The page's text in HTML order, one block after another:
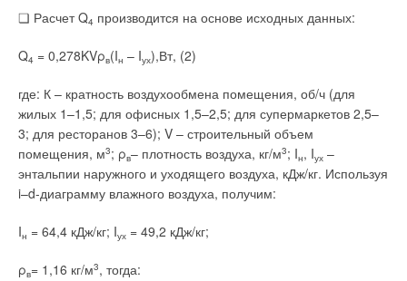
❏ Расчет Q4 производится на основе исходных данных:
Q4 = 0,278KVρв(Iн – Iух),Вт, (2)
где: К – кратность воздухообмена помещения, об/ч (для
жилых 1–1,5; для офисных 1,5–2,5; для супермаркетов 2,5–
3; для ресторанов 3–6); V – строительный объем
помещения, м3; ρв– плотность воздуха, кг/м3; Iн, Iух –
энтальпии наружного и уходящего воздуха, кДж/кг. Используя
i–d-диаграмму влажного воздуха, получим:
Iн = 64,4 кДж/кг; Iух = 49,2 кДж/кг;
ρв= 1,16 кг/м3, тогда:
ЖУРНАЛ СОК ИЮНЬ 2026
Уведомления отключены
Комментарии
Добавить комментарий
Добавить комментарий
Ваше имя *
Ваш E-mail *
В этой теме еще нет комментариев
Ваше имя *
Текст комментария
Читайте по теме:
→
Влияние стак‑эффекта на систему противодымной
вентиляции в многоэтажных жилых зданиях
→
Влияние параметров информационных потоков и типов
систем обеспечения микроклимата центров обработки
данных
ЖУРНАЛ СОК ИЮНЬ 2026
→
Свежий воздух без компромиссов: новые приточно-
вытяжные установки SHUFT UniMAX для квартиры и
ЖУРНАЛ СОК ИЮНЬ 2026
ЖУРНАЛ СОК ИЮНЬ 2026
ЖУРНАЛ СОК ИЮНЬ 2026